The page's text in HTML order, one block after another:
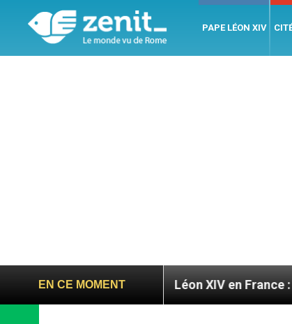
PAPE LÉON XIV
EN CE MOMENT
Léon XIV en France : le programme